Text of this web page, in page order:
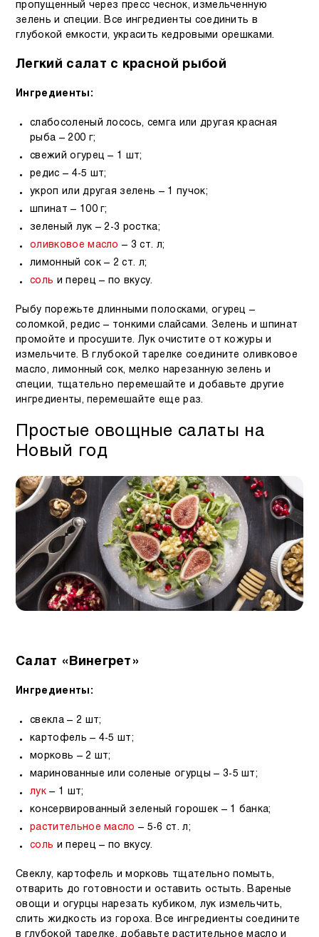
пропущенный через пресс чеснок, измельченную
зелень и специи. Все ингредиенты соединить в
глубокой емкости, украсить кедровыми орешками.
Легкий салат с красной рыбой
Ингредиенты:
слабосоленый лосось, семга или другая красная
рыба – 200 г;
свежий огурец – 1 шт;
редис – 4-5 шт;
укроп или другая зелень – 1 пучок;
шпинат – 100 г;
зеленый лук – 2-3 ростка;
оливковое масло – 3 ст. л;
лимонный сок – 2 ст. л;
соль и перец – по вкусу.
Рыбу порежьте длинными полосками, огурец –
соломкой, редис – тонкими слайсами. Зелень и шпинат
промойте и просушите. Лук очистите от кожуры и
измельчите. В глубокой тарелке соедините оливковое
масло, лимонный сок, мелко нарезанную зелень и
специи, тщательно перемешайте и добавьте другие
ингредиенты, перемешайте еще раз.
Простые овощные салаты на
Новый год
Салат «Винегрет»
Ингредиенты:
свекла – 2 шт;
картофель – 4-5 шт;
морковь – 2 шт;
маринованные или соленые огурцы – 3-5 шт;
лук– 1 шт;
консервированный зеленый горошек – 1 банка;
растительное масло – 5-6 ст. л;
соль и перец – по вкусу.
Свеклу, картофель и морковь тщательно помыть,
отварить до готовности и оставить остыть. Вареные
овощи и огурцы нарезать кубиком, лук измельчить,
слить жидкость из гороха. Все ингредиенты соедините
в глубокой тарелке, добавьте растительное масло и